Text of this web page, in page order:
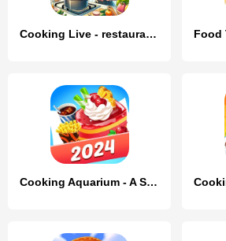
Cooking Live - restaurant game
Cooking Aquarium - A Star Chef